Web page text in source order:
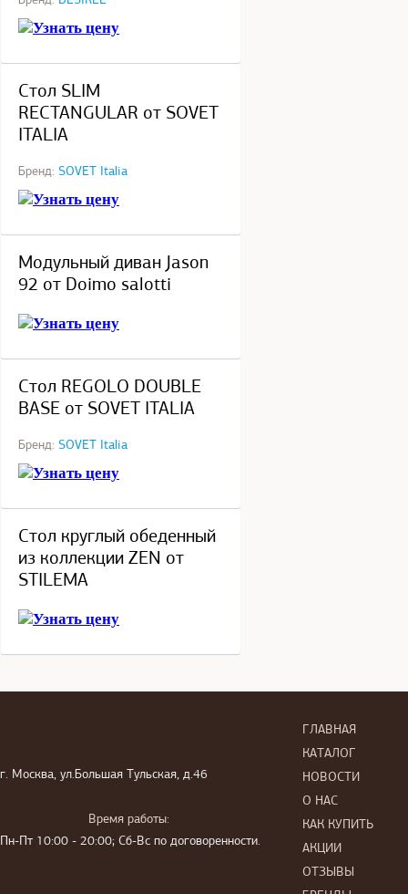
Узнать цену
Стол SLIM
RECTANGULAR от SOVET
ITALIA
Бренд: SOVET Italia
Узнать цену
Модульный диван Jason
92 от Doimo salotti
Узнать цену
Стол REGOLO DOUBLE
BASE от SOVET ITALIA
Бренд: SOVET Italia
Узнать цену
Стол круглый обеденный
из коллекции ZEN от
STILEMA
Узнать цену
г. Москва, ул.Большая Тульская, д.46
Время работы:
Пн-Пт 10:00 - 20:00; Сб-Вс по договоренности.
ГЛАВНАЯ
КАТАЛОГ
НОВОСТИ
О НАС
КАК КУПИТЬ
АКЦИИ
ОТЗЫВЫ